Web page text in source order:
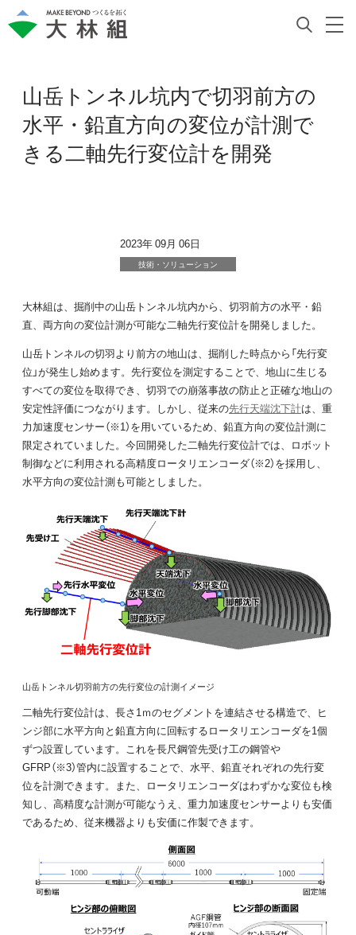
山岳トンネル坑内で切羽前方の
水平・鉛直方向の変位が計測で
きる二軸先行変位計を開発
2023年 09月 06日
技術・ソリューション
大林組は、掘削中の山岳トンネル坑内から、切羽前方の水平・鉛
直、両方向の変位計測が可能な二軸先行変位計を開発しました。
山岳トンネルの切羽より前方の地山は、掘削した時点から「先行変
位」が発生し始めます。先行変位を測定することで、地山に生じる
すべての変位を取得でき、切羽での崩落事故の防止と正確な地山の
安定性評価につながります。しかし、従来の先行天端沈下計は、重
力加速度センサー（※1）を用いているため、鉛直方向の変位計測に
限定されていました。今回開発した二軸先行変位計では、ロボット
制御などに利用される高精度ロータリエンコーダ（※2）を採用し、
水平方向の変位計測も可能としました。
山岳トンネル切羽前方の先行変位の計測イメージ
二軸先行変位計は、長さ1ｍのセグメントを連結させる構造で、ヒ
ンジ部に水平方向と鉛直方向に回転するロータリエンコーダを1個
ずつ設置しています。これを長尺鋼管先受け工の鋼管や
GFRP（※3）管内に設置することで、水平、鉛直それぞれの先行変
位を計測できます。また、ロータリエンコーダはわずかな変位も検
知し、高精度な計測が可能なうえ、重力加速度センサーよりも安価
であるため、従来機器よりも安価に作製できます。